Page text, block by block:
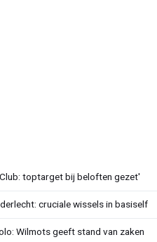
toptarget bij beloften gezet'
cruciale wissels in basiself
Wilmots geeft stand van zaken